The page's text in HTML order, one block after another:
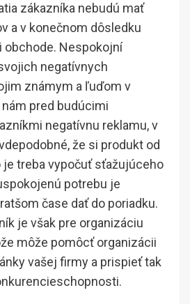
zákazníka nebudú mať
a v konečnom dôsledku
obchode. Nespokojní
negatívnych
známym a ľuďom v
pred budúcimi
negatívnu reklamu, v
že si produkt od
je treba vypočuť sťažujúceho
potrebu je
čase dať do poriadku.
je však pre organizáciu
môže pomôcť organizácii
vašej firmy a prispieť tak